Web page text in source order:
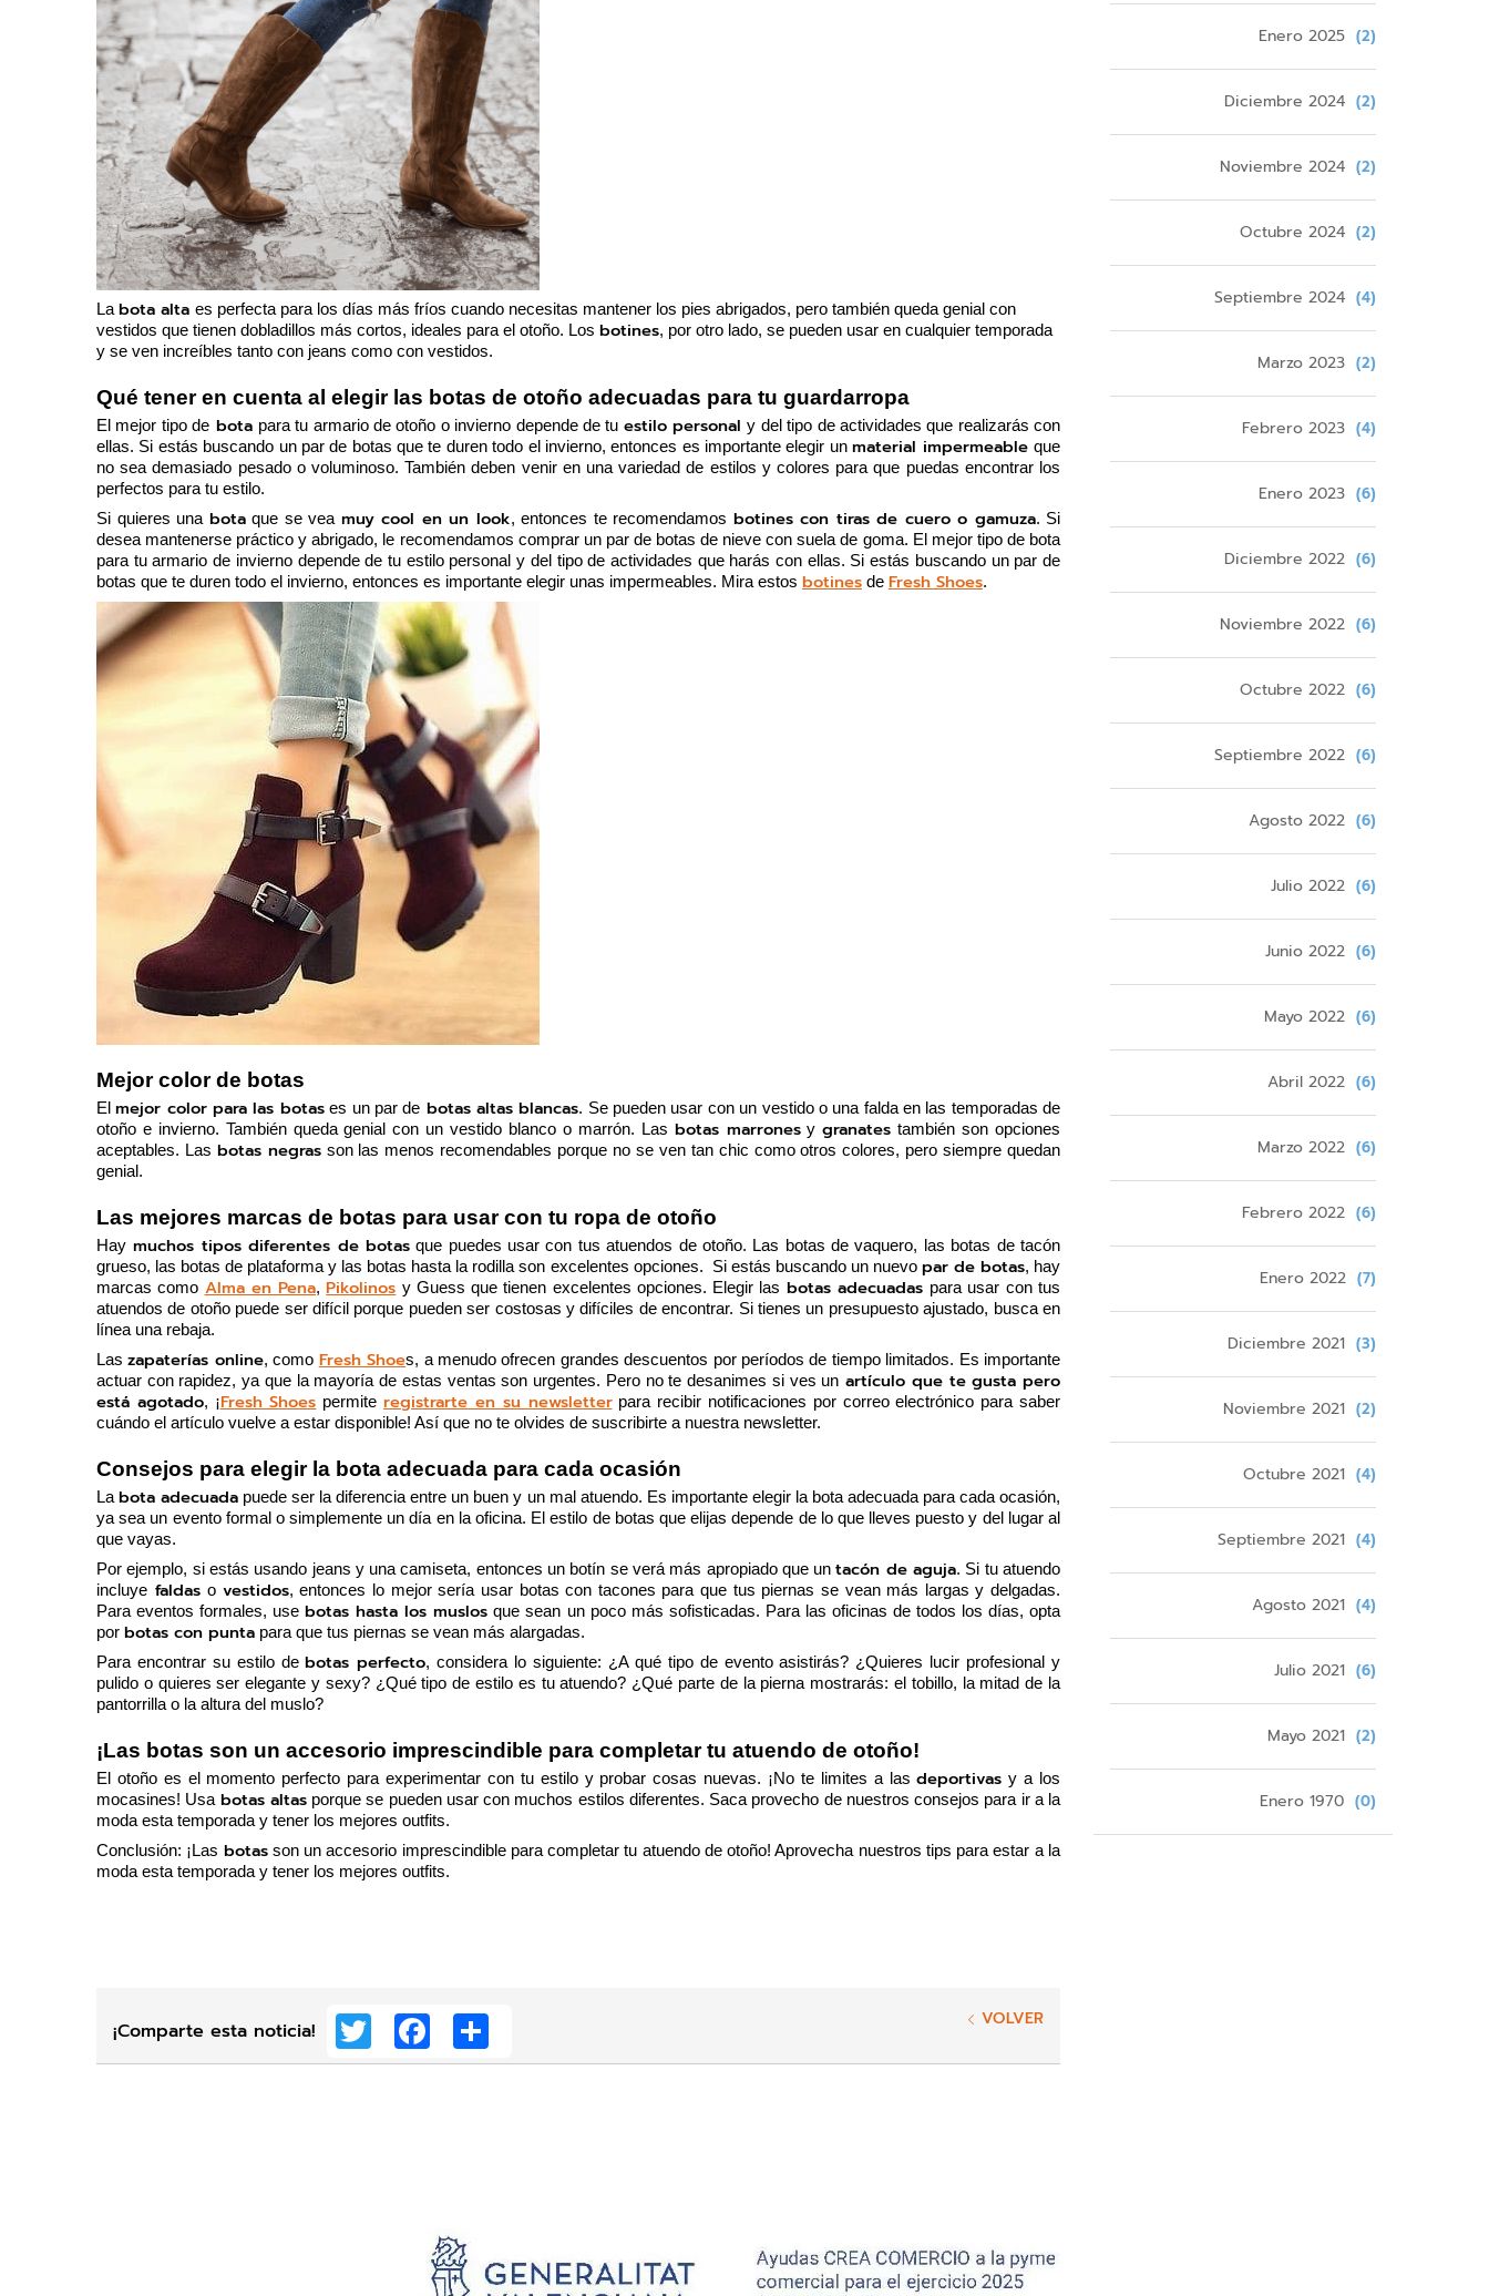
La bota alta es perfecta para los días más fríos cuando necesitas mantener los pies abrigados, pero también queda genial con
vestidos que tienen dobladillos más cortos, ideales para el otoño. Los botines, por otro lado, se pueden usar en cualquier temporada
y se ven increíbles tanto con jeans como con vestidos.
Qué tener en cuenta al elegir las botas de otoño adecuadas para tu guardarropa
El mejor tipo de bota para tu armario de otoño o invierno depende de tu estilo personal y del tipo de actividades que realizarás con
ellas. Si estás buscando un par de botas que te duren todo el invierno, entonces es importante elegir un material impermeable que
no sea demasiado pesado o voluminoso. También deben venir en una variedad de estilos y colores para que puedas encontrar los
perfectos para tu estilo.
Si quieres una bota que se vea muy cool en un look, entonces te recomendamos botines con tiras de cuero o gamuza. Si
desea mantenerse práctico y abrigado, le recomendamos comprar un par de botas de nieve con suela de goma. El mejor tipo de bota
para tu armario de invierno depende de tu estilo personal y del tipo de actividades que harás con ellas. Si estás buscando un par de
botas que te duren todo el invierno, entonces es importante elegir unas impermeables. Mira estos botines de Fresh Shoes.
Mejor color de botas
El mejor color para las botas es un par de botas altas blancas. Se pueden usar con un vestido o una falda en las temporadas de
otoño e invierno. También queda genial con un vestido blanco o marrón. Las botas marrones y granates también son opciones
aceptables. Las botas negras son las menos recomendables porque no se ven tan chic como otros colores, pero siempre quedan
genial.
Las mejores marcas de botas para usar con tu ropa de otoño
Hay muchos tipos diferentes de botas que puedes usar con tus atuendos de otoño. Las botas de vaquero, las botas de tacón
grueso, las botas de plataforma y las botas hasta la rodilla son excelentes opciones.  Si estás buscando un nuevo par de botas, hay
marcas como Alma en Pena, Pikolinos y Guess que tienen excelentes opciones. Elegir las botas adecuadas para usar con tus
atuendos de otoño puede ser difícil porque pueden ser costosas y difíciles de encontrar. Si tienes un presupuesto ajustado, busca en
línea una rebaja.
Las zapaterías online, como Fresh Shoes, a menudo ofrecen grandes descuentos por períodos de tiempo limitados. Es importante
actuar con rapidez, ya que la mayoría de estas ventas son urgentes. Pero no te desanimes si ves un artículo que te gusta pero
está agotado, ¡Fresh Shoes permite registrarte en su newsletter para recibir notificaciones por correo electrónico para saber
cuándo el artículo vuelve a estar disponible! Así que no te olvides de suscribirte a nuestra newsletter.
Consejos para elegir la bota adecuada para cada ocasión
La bota adecuada puede ser la diferencia entre un buen y un mal atuendo. Es importante elegir la bota adecuada para cada ocasión,
ya sea un evento formal o simplemente un día en la oficina. El estilo de botas que elijas depende de lo que lleves puesto y del lugar al
que vayas.
Por ejemplo, si estás usando jeans y una camiseta, entonces un botín se verá más apropiado que un tacón de aguja. Si tu atuendo
incluye faldas o vestidos, entonces lo mejor sería usar botas con tacones para que tus piernas se vean más largas y delgadas.
Para eventos formales, use botas hasta los muslos que sean un poco más sofisticadas. Para las oficinas de todos los días, opta
por botas con punta para que tus piernas se vean más alargadas.
Para encontrar su estilo de botas perfecto, considera lo siguiente: ¿A qué tipo de evento asistirás? ¿Quieres lucir profesional y
pulido o quieres ser elegante y sexy? ¿Qué tipo de estilo es tu atuendo? ¿Qué parte de la pierna mostrarás: el tobillo, la mitad de la
pantorrilla o la altura del muslo?
¡Las botas son un accesorio imprescindible para completar tu atuendo de otoño!
El otoño es el momento perfecto para experimentar con tu estilo y probar cosas nuevas. ¡No te limites a las deportivas y a los
mocasines! Usa botas altas porque se pueden usar con muchos estilos diferentes. Saca provecho de nuestros consejos para ir a la
moda esta temporada y tener los mejores outfits.
Conclusión: ¡Las botas son un accesorio imprescindible para completar tu atuendo de otoño! Aprovecha nuestros tips para estar a la
moda esta temporada y tener los mejores outfits.
¡Comparte esta noticia! Twitter Facebook VOLVER
Enero 2025 (2)
Diciembre 2024 (2)
Noviembre 2024 (2)
Octubre 2024 (2)
Septiembre 2024 (4)
Marzo 2023 (2)
Febrero 2023 (4)
Enero 2023 (6)
Diciembre 2022 (6)
Noviembre 2022 (6)
Octubre 2022 (6)
Septiembre 2022 (6)
Agosto 2022 (6)
Julio 2022 (6)
Junio 2022 (6)
Mayo 2022 (6)
Abril 2022 (6)
Marzo 2022 (6)
Febrero 2022 (6)
Enero 2022 (7)
Diciembre 2021 (3)
Noviembre 2021 (2)
Octubre 2021 (4)
Septiembre 2021 (4)
Agosto 2021 (4)
Julio 2021 (6)
Mayo 2021 (2)
Enero 1970 (0)